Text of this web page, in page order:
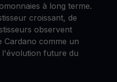
à long terme.
croissant, de
observent
Cardano comme un
future du